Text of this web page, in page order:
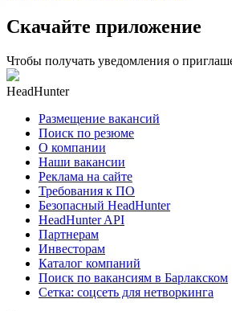
Скачайте приложение
Чтобы получать уведомления о
HeadHunter
Размещение вакансий
Поиск по резюме
О компании
Наши вакансии
Реклама на сайте
Требования к ПО
Безопасный HeadHunter
HeadHunter API
Партнерам
Инвесторам
Каталог компаний
Поиск по вакансиям в Барлакском
Сетка: соцсеть для нетворкинга